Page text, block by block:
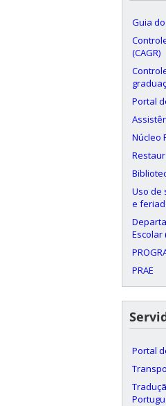
Guia
(CAGR)
Portal
Núcleo
Uso de
e
Escolar
PRAE
Portal